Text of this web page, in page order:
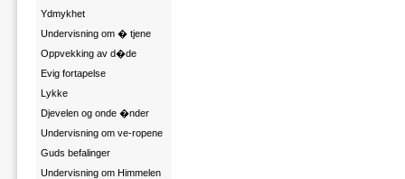
Ydmykhet
Undervisning om � tjene
Oppvekking av d�de
Evig fortapelse
Lykke
Djevelen og onde �nder
Undervisning om ve-ropene
Guds befalinger
Undervisning om Himmelen